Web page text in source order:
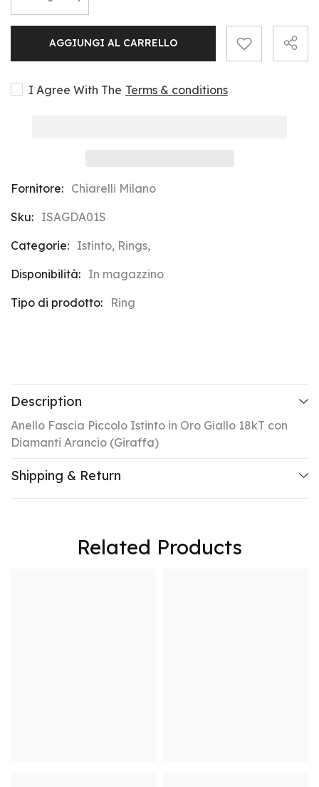
la
Small
Band
la
Istinto
Small
AGGIUNGI AL CARRELLO
I Agree With The Terms & conditions
Fornitore: Chiarelli Milano
Sku: ISAGDA01S
Categorie: Istinto, Rings,
Disponibilità: In magazzino
Tipo di prodotto:
Ring
Description
Anello Fascia Piccolo Istinto in Oro Giallo 18kT con
Diamanti Arancio (Giraffa)
Shipping & Return
Related Products